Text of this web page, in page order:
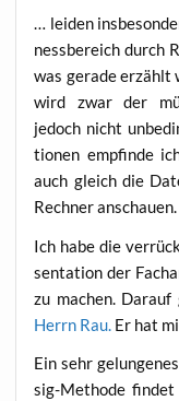
… lei­den
ness­be­reich durch
was gera­de erzählt
wird zwar der
jedoch nicht
tio­nen emp­fin­de
auch gleich die
Rech­ner anschauen.
Ich habe die
sen­ta­ti­on der
zu machen.
Herrn Rau. Er hat
Ein sehr
sig-Metho­de fin­det